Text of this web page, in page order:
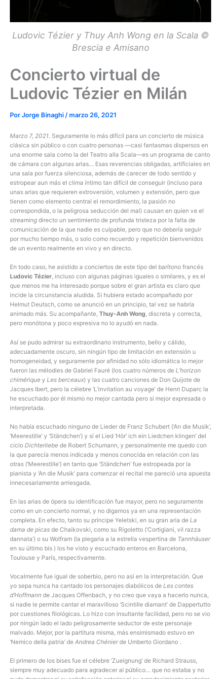
Ludovic Tézier y Thuy Anh Wong en la Scala ©
Brescia e Amisano
Concierto virtual de
Ludovic Tézier en Milán
PorJorge Binaghi /marzo 26, 2021
Marzo 7, 2021. Seguramente lo más difícil para un concierto de música
clásica sin público o con cuatro personas —casi fantasmas dispersos en
una enorme sala como la del Teatro alla Scala—es un programa de canto
de cámara con algunas arias… Esas reverencias obligadas, artificiales en
una sala por fuerza silenciosa, además de carecer de todo sentido y
estropear aun más el clima íntimo tan difícil de conseguir (incluso para
unas arias que requieren extroversión, volumen y extensión, pero que
tienen como elemento central el remordimiento, la pasión no
correspondida, o la peligrosa seducción del mal) causan en quien ve el
streaming directo un sentimiento de profunda tristeza por la falta de
comunicación de la que nadie es culpable, pero que no debería seguir
por mucho tiempo más, o solo como recuerdo y repetición bienvenidos
de un evento realmente en vivo y en directo.
En todo caso, he asistido a conciertos de este tipo del barítono francés
Ludovic Tézier, incluso con algunas páginas iguales o similares, y es el
que menos me ha interesado porque sobre el gran artista es claro que
incide la circunstancia aludida. Si hubiera estado acompañado por
Helmut Deutsch, como se anunció en un principio, tal vez se habría
animado más. Su acompañante, Thuy-Anh Wong, discreta y correcta,
pero monótona y poco expresiva no lo ayudó en nada.
Así se pudo admirar su extraordinario instrumento, bello y cálido,
adecuadamente oscuro, sin ningún tipo de limitación en extensión u
homogeneidad, y seguramente por afinidad no sólo idiomática lo mejor
fueron las mélodies de Gabriel Fauré (los cuatro números de L’horizon
chimérique y Les berceaux) y las cuatro canciones de Don Quijote de
Jacques Ibert, pero la célebre ‘L’invitation au voyage’ de Henri Duparc la
he escuchado por él mismo no mejor cantada pero sí mejor expresada o
interpretada.
No había escuchado ninguno de Lieder de Franz Schubert (‘An die Musik’,
‘Meerestille’ y ‘Ständchen’) y sí el Lied ‘Hör’ ich ein Liedchen klingen’ del
ciclo Dichterliebe de Robert Schumann, y personalmente me quedo con
la que parecía menos indicada y menos conocida en relación con las
otras (‘Meerestille’) en tanto que ‘Ständchen’ fue estropeada por la
pianista y ‘An die Musik’ para comenzar el recital me pareció una apuesta
innecesariamente arriesgada.
En las arias de ópera su identificación fue mayor, pero no seguramente
como en un concierto normal, y no digamos ya en una representación
completa. En efecto, tanto su príncipe Yeletski, en su gran aria de La
dama de picas de Chaikovski, como su Rigoletto (‘Cortigiani, vil razza
dannata’) o su Wolfram (la plegaria a la estrella vespertina de Tannhäuser
en su último bis ) los he visto y escuchado enteros en Barcelona,
Toulouse y París, respectivamente.
Vocalmente fue igual de soberbio, pero no así en la interpretación. Que
yo sepa nunca ha cantado los personajes diabólicos de Les contes
d’Hoffmann de Jacques Offenbach, y no creo que vaya a hacerlo nunca,
si nadie le permite cantar el maravilloso ‘Scintille diamant’ de Dappertutto
por cuestiones filológicas. Lo hizo con insultante facilidad, pero no se vio
por ningún lado el lado peligrosamente seductor de este personaje
malvado. Mejor, por la partitura misma, más ensimismado estuvo en
‘Nemico della patria’ de Andrea Chénierde Umberto Giordano .
El primero de los bises fue el célebre ‘Zueignung’ de Richard Strauss,
siempre muy adecuado para agradecer al público… que no estaba y no